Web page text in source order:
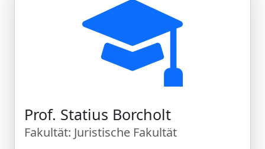
Prof. Statius Borcholt
Fakultät: Juristische Fakultät